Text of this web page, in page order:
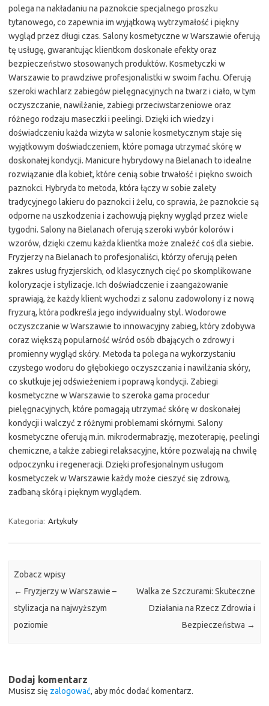
polega na nakładaniu na paznokcie specjalnego proszku
tytanowego, co zapewnia im wyjątkową wytrzymałość i piękny
wygląd przez długi czas. Salony kosmetyczne w Warszawie oferują
tę usługę, gwarantując klientkom doskonałe efekty oraz
bezpieczeństwo stosowanych produktów. Kosmetyczki w
Warszawie to prawdziwe profesjonalistki w swoim fachu. Oferują
szeroki wachlarz zabiegów pielęgnacyjnych na twarz i ciało, w tym
oczyszczanie, nawilżanie, zabiegi przeciwstarzeniowe oraz
różnego rodzaju maseczki i peelingi. Dzięki ich wiedzy i
doświadczeniu każda wizyta w salonie kosmetycznym staje się
wyjątkowym doświadczeniem, które pomaga utrzymać skórę w
doskonałej kondycji. Manicure hybrydowy na Bielanach to idealne
rozwiązanie dla kobiet, które cenią sobie trwałość i piękno swoich
paznokci. Hybryda to metoda, która łączy w sobie zalety
tradycyjnego lakieru do paznokci i żelu, co sprawia, że paznokcie są
odporne na uszkodzenia i zachowują piękny wygląd przez wiele
tygodni. Salony na Bielanach oferują szeroki wybór kolorów i
wzorów, dzięki czemu każda klientka może znaleźć coś dla siebie.
Fryzjerzy na Bielanach to profesjonaliści, którzy oferują pełen
zakres usług fryzjerskich, od klasycznych cięć po skomplikowane
koloryzacje i stylizacje. Ich doświadczenie i zaangażowanie
sprawiają, że każdy klient wychodzi z salonu zadowolony i z nową
fryzurą, która podkreśla jego indywidualny styl. Wodorowe
oczyszczanie w Warszawie to innowacyjny zabieg, który zdobywa
coraz większą popularność wśród osób dbających o zdrowy i
promienny wygląd skóry. Metoda ta polega na wykorzystaniu
czystego wodoru do głębokiego oczyszczania i nawilżania skóry,
co skutkuje jej odświeżeniem i poprawą kondycji. Zabiegi
kosmetyczne w Warszawie to szeroka gama procedur
pielęgnacyjnych, które pomagają utrzymać skórę w doskonałej
kondycji i walczyć z różnymi problemami skórnymi. Salony
kosmetyczne oferują m.in. mikrodermabrazję, mezoterapię, peelingi
chemiczne, a także zabiegi relaksacyjne, które pozwalają na chwilę
odpoczynku i regeneracji. Dzięki profesjonalnym usługom
kosmetyczek w Warszawie każdy może cieszyć się zdrową,
zadbaną skórą i pięknym wyglądem.
Kategoria: Artykuły
Zobacz wpisy
← Fryzjerzy w Warszawie –
stylizacja na najwyższym
poziomie
Walka ze Szczurami: Skuteczne
Działania na Rzecz Zdrowia i
Bezpieczeństwa →
Dodaj komentarz
Musisz się zalogować, aby móc dodać komentarz.